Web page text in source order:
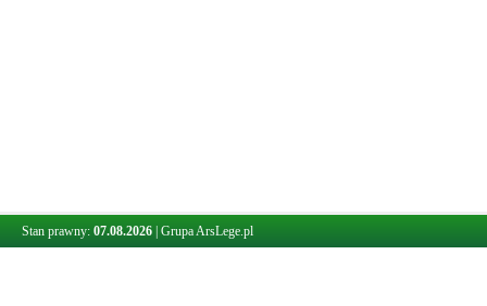
Stan prawny: 07.08.2026 Grupa ArsLege.pl